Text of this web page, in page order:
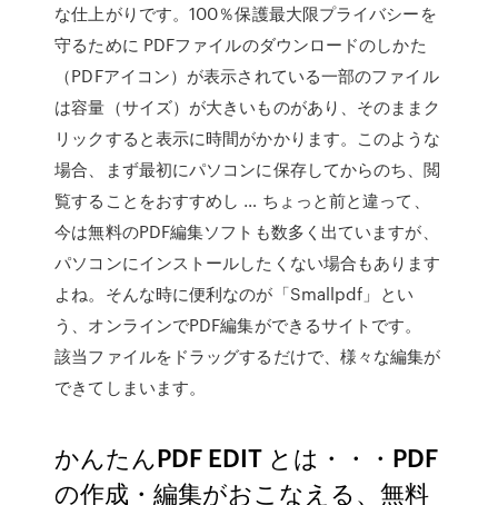
な仕上がりです。100％保護最大限プライバシーを
守るために PDFファイルのダウンロードのしかた
（PDFアイコン）が表示されている一部のファイル
は容量（サイズ）が大きいものがあり、そのままク
リックすると表示に時間がかかります。このような
場合、まず最初にパソコンに保存してからのち、閲
覧することをおすすめし … ちょっと前と違って、
今は無料のPDF編集ソフトも数多く出ていますが、
パソコンにインストールしたくない場合もあります
よね。そんな時に便利なのが「Smallpdf」とい
う、オンラインでPDF編集ができるサイトです。
該当ファイルをドラッグするだけで、様々な編集が
できてしまいます。
かんたんPDF EDIT とは・・・PDF
の作成・編集がおこなえる、無料